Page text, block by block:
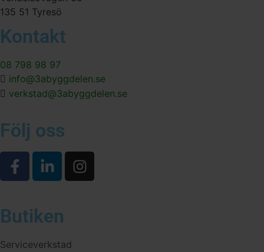
135 51 Tyresö
Kontakt
08 798 98 97
info@3abyggdelen.se
verkstad@3abyggdelen.se
Följ oss
Butiken
Serviceverkstad